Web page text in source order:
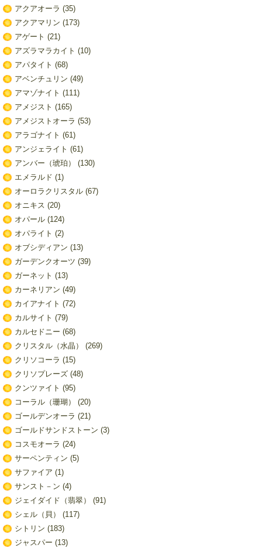
アクアオーラ (35)
アクアマリン (173)
アゲート (21)
アズラマラカイト (10)
アパタイト (68)
アベンチュリン (49)
アマゾナイト (111)
アメジスト (165)
アメジストオーラ (53)
アラゴナイト (61)
アンジェライト (61)
アンバー（琥珀）
(130)
エメラルド (1)
オーロラクリスタル(67)
オニキス (20)
オパール(124)
オパライト (2)
オブシディアン (13)
ガーデンクオーツ (39)
ガーネット (13)
カーネリアン (49)
カイアナイト (72)
カルサイト (79)
カルセドニー (68)
クリスタル（水晶）
(269)
クリソコーラ (15)
クリソプレーズ(48)
クンツァイト (95)
コーラル（珊瑚）
(20)
ゴールデンオーラ (21)
ゴールドサンドストーン (3)
コスモオーラ (24)
サーペンティン (5)
サファイア (1)
サンスト－ン (4)
ジェイダイド（翡翠）
(91)
シェル（貝）
(117)
シトリン (183)
ジャスパー (13)